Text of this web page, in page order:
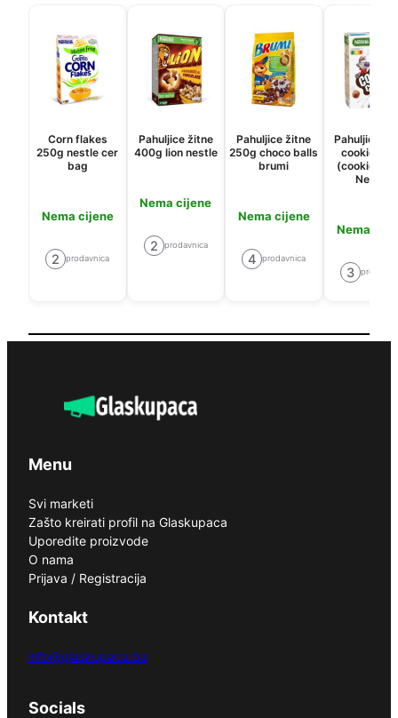
Corn flakes
250g nestle cer
bag
Nema cijene
2 prodavnica
Pahuljice žitne
400g lion nestle
Nema cijene
2 prodavnica
Pahuljice žitne
250g choco balls
brumi
Nema cijene
4 prodavnica
Pahuljice
cookie
(cookie
Nestle
Nema
3
Menu
Svi marketi
Zašto kreirati profil na Glaskupaca
Uporedite proizvode
O nama
Prijava / Registracija
Kontakt
info@glaskupaca.ba
Socials